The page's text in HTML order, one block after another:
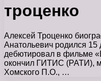
троценко
Алексей Троценко
Анатольевич родился 15
дебютировал в фильме
окончил ГИТИС (РАТИ),
Хомского П.О., …